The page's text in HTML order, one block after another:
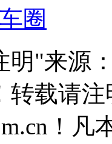
圈
明"来源
转载请
！